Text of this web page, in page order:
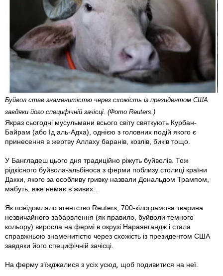
Буйвол став знаменитістю через схожість із президентом США
завдяки його специфічній зачісці. (Фото Reuters.)
Якраз сьогодні мусульмани всього світу святкують Курбан-
Байрам (або Ід аль-Адха), однією з головних подій якого є
принесення в жертву Аллаху баранів, козлів, биків тощо.
У Бангладеш цього дня традиційно ріжуть буйволів. Тож
рідкісного буйвола-альбіноса з ферми поблизу столиці країни
Дакки, якого за особливу гривку назвали Дональдом Трампом,
мабуть, вже немає в живих...
Як повідомляло агентство Reuters, 700-кілограмова тварина
незвичайного забарвлення (як правило, буйволи темного
кольору) виросла на фермі в окрузі Нараянгандж і стала
справжньою знаменитістю через схожість із президентом США
завдяки його специфічній зачісці.
На ферму з’їжджалися з усіх усюд, щоб подивитися на неї.